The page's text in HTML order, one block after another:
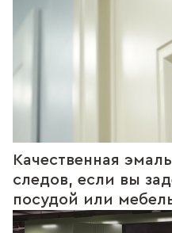
Качественная
следов, если вы
посудой или